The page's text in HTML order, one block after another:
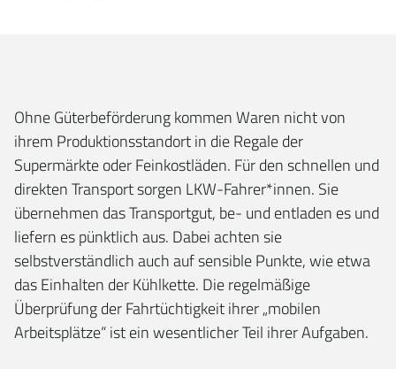
Ohne Güterbeförderung kommen Waren nicht von
ihrem Produktionsstandort in die Regale der
Supermärkte oder Feinkostläden. Für den schnellen und
direkten Transport sorgen LKW-Fahrer*innen. Sie
übernehmen das Transportgut, be- und entladen es und
liefern es pünktlich aus. Dabei achten sie
selbstverständlich auch auf sensible Punkte, wie etwa
das Einhalten der Kühlkette. Die regelmäßige
Überprüfung der Fahrtüchtigkeit ihrer „mobilen
Arbeitsplätze“ ist ein wesentlicher Teil ihrer Aufgaben.